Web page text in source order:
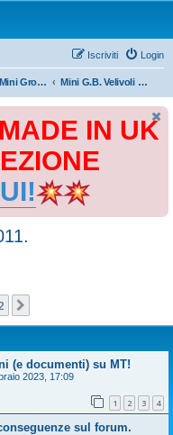
Login
Iscriviti
Raccolta Mini Group Build Mini G.B. Velivoli Sovietici 2011.
IN UK
(e documenti) su MT!
2023, 17:09
1 2 3 4
sul forum.